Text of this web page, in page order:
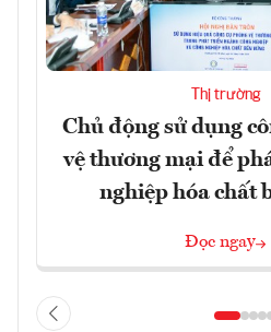
Thị trường
Chủ động sử dụng
vệ thương mại để
nghiệp hóa chất
Đọc ngay